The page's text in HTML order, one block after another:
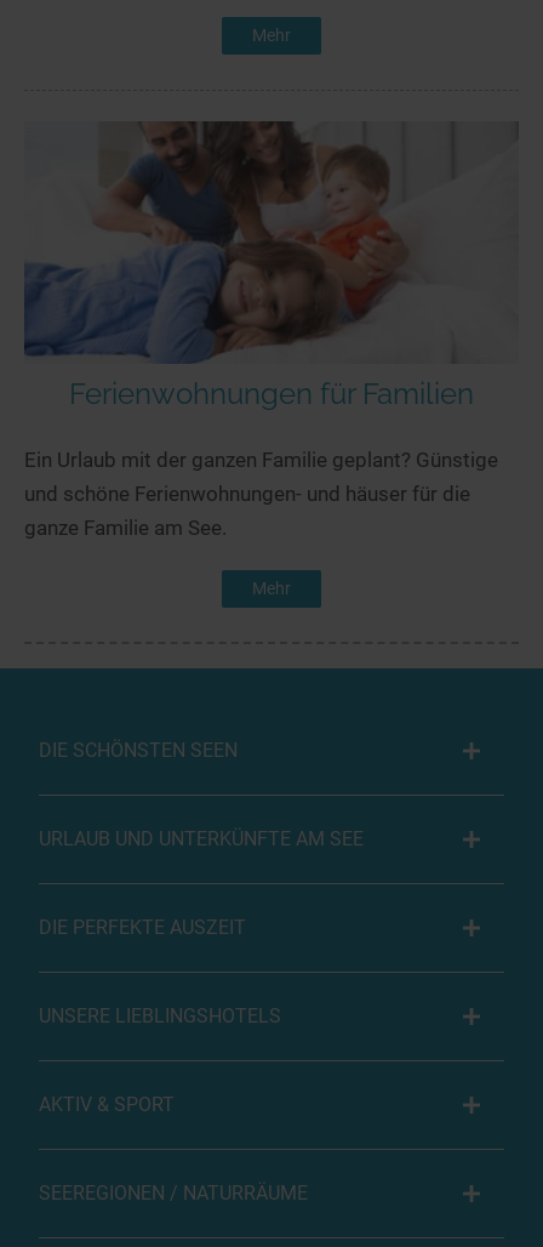
Mehr
Ferienwohnungen für Familien
Ein Urlaub mit der ganzen Familie geplant? Günstige
und schöne Ferienwohnungen- und häuser für die
ganze Familie am See.
Mehr
DIE SCHÖNSTEN SEEN
URLAUB UND UNTERKÜNFTE AM SEE
DIE PERFEKTE AUSZEIT
UNSERE LIEBLINGSHOTELS
AKTIV & SPORT
SEEREGIONEN / NATURRÄUME